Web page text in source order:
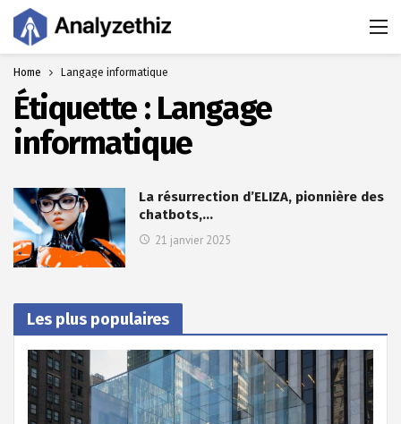
Home Langage informatique
Étiquette : Langage
informatique
La résurrection d’ELIZA, pionnière des
chatbots,…
21 janvier 2025
Les plus populaires